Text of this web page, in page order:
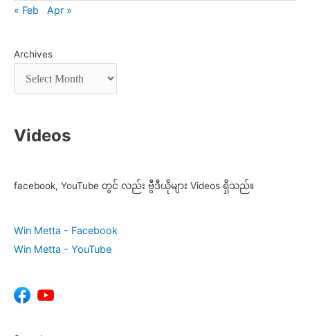
« Feb Apr »
Archives
Videos
facebook, YouTube တွင် လည်း ဗွီဒီယိုများ Videos ရှိသည်။
Win Metta - Facebook
Win Metta - YouTube